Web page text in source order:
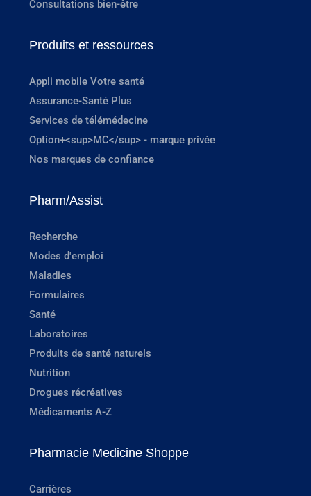
Consultations bien-être
Produits et ressources
Appli mobile Votre santé
Assurance-Santé Plus
Services de télémédecine
Option+<sup>MC</sup> - marque privée
Nos marques de confiance
Pharm/Assist
Recherche
Modes d'emploi
Maladies
Formulaires
Santé
Laboratoires
Produits de santé naturels
Nutrition
Drogues récréatives
Médicaments A-Z
Pharmacie Medicine Shoppe
Carrières